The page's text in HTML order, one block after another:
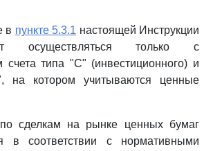
в пункте 5.3.1 настоящей Инструкции
осуществляться только с
счета типа "С" (инвестиционного) и
на котором учитываются ценные
сделкам на рынке ценных бумаг
в соответствии с нормативными